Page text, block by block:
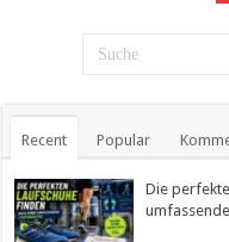
Recent Popular
Die